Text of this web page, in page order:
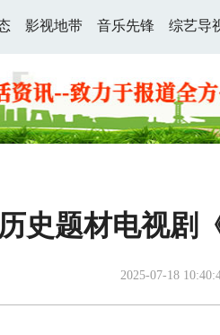
影视地带 音乐先锋 综艺导
史题材电视剧
2025-07-18